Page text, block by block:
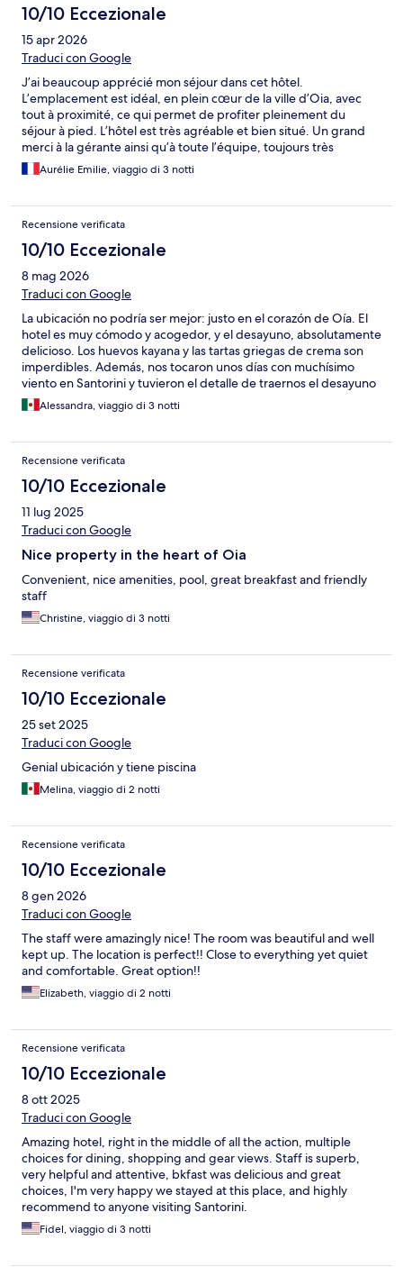
10/10 Eccezionale
15 apr 2026
Traduci con Google
J’ai beaucoup apprécié mon séjour dans cet hôtel.
L’emplacement est idéal, en plein cœur de la ville d’Oia, avec
tout à proximité, ce qui permet de profiter pleinement du
séjour à pied. L’hôtel est très agréable et bien situé. Un grand
merci à la gérante ainsi qu’à toute l’équipe, toujours très
serviables et souriants. Ils sont constamment disponibles pour
répondre aux questions et nous aider à nous orienter ou à
expérience vraiment très positive que je recommande sans
hésiter.
Aurélie Emilie, viaggio di 3 notti
Recensione verificata
10/10 Eccezionale
8 mag 2026
Traduci con Google
La ubicación no podría ser mejor: justo en el corazón de Oía. El
hotel es muy cómodo y acogedor, y el desayuno, absolutamente
delicioso. Los huevos kayana y las tartas griegas de crema son
imperdibles. Además, nos tocaron unos días con muchísimo
viento en Santorini y tuvieron el detalle de traernos el desayuno
al cuarto: un verdadero lujo. Pero lo mejor de todo fue la
atención y el cariño de TheoDora durante toda nuestra estadía.
estuvo pendiente de nosotros, además de darnos excelentes
recomendaciones de tours, restaurantes y actividades. ¡Lo único
malo fue tener que irnos!
Alessandra, viaggio di 3 notti
Recensione verificata
10/10 Eccezionale
11 lug 2025
Traduci con Google
Nice property in the heart of Oia
Convenient, nice amenities, pool, great breakfast and friendly
staff
Christine, viaggio di 3 notti
Recensione verificata
10/10 Eccezionale
25 set 2025
Traduci con Google
Genial ubicación y tiene piscina
Melina, viaggio di 2 notti
Recensione verificata
10/10 Eccezionale
8 gen 2026
Traduci con Google
The staff were amazingly nice! The room was beautiful and well
kept up. The location is perfect!! Close to everything yet quiet
and comfortable. Great option!!
Elizabeth, viaggio di 2 notti
Recensione verificata
10/10 Eccezionale
8 ott 2025
Traduci con Google
Amazing hotel, right in the middle of all the action, multiple
choices for dining, shopping and gear views. Staff is superb,
very helpful and attentive, bkfast was delicious and great
choices, I'm very happy we stayed at this place, and highly
recommend to anyone visiting Santorini.
Fidel, viaggio di 3 notti